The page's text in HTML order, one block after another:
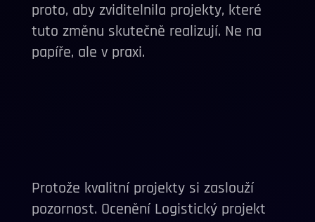
proto, aby zviditelnila projekty, které
tuto změnu skutečně realizují. Ne na
papíře, ale v praxi.
Protože kvalitní projekty si zaslouží
pozornost. Ocenění Logistický projekt